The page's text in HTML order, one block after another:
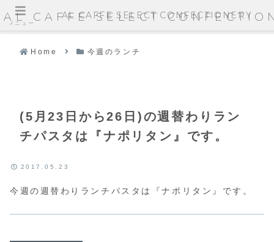
AL CAFFE SELECT
Home 今週のランチ
(5月23日から26日)の週替わりラン
チパスタは『ナポリタン』です。
2017.05.23
今週の週替わりランチパスタは『ナポリタン』です。
メニュー
AL CAFFE SELECT CONFECTIONERY